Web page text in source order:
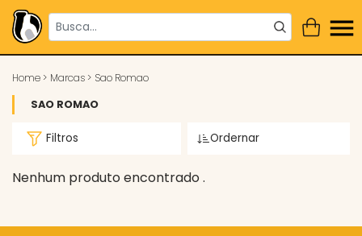
Home > Marcas > Sao Romao
SAO ROMAO
Filtros Ordernar
Nenhum produto encontrado .